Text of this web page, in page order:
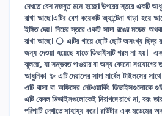
দেখতে বেশ মজবুত মনে হচ্ছে। উপরের স্তরে একটি
রাখা আছে।এটির বেশ কয়েকটি অ্যান্টেনা খাড়া হয়ে
ইঙ্গিত দেয়। নিচের স্তরে একটি সাদা রঙের মডেম
রাখা আছে। ⚪️ এটির গায়ে ছোট ছোট অসংখ্য ছিদ্র
জন্য দেওয়া হয়েছে যাতে ডিভাইসটি গরম না হয়।
ঝুলছে, যা সম্ভবত পাওয়ার বা অন্য কোনো সংযোগের
আধুনিক। ✨ এটি দেয়ালের সাদা মার্বেল টাইলসের
এটি বাসা বা অফিসের নেটওয়ার্কিং ডিভাইসগুলোকে
এটি কেবল ডিভাইসগুলোকেই নিরাপদে রাখে না, বরং
পরিপাটি দেখাতে সাহায্য করে। রাউটার এবং মডেমের